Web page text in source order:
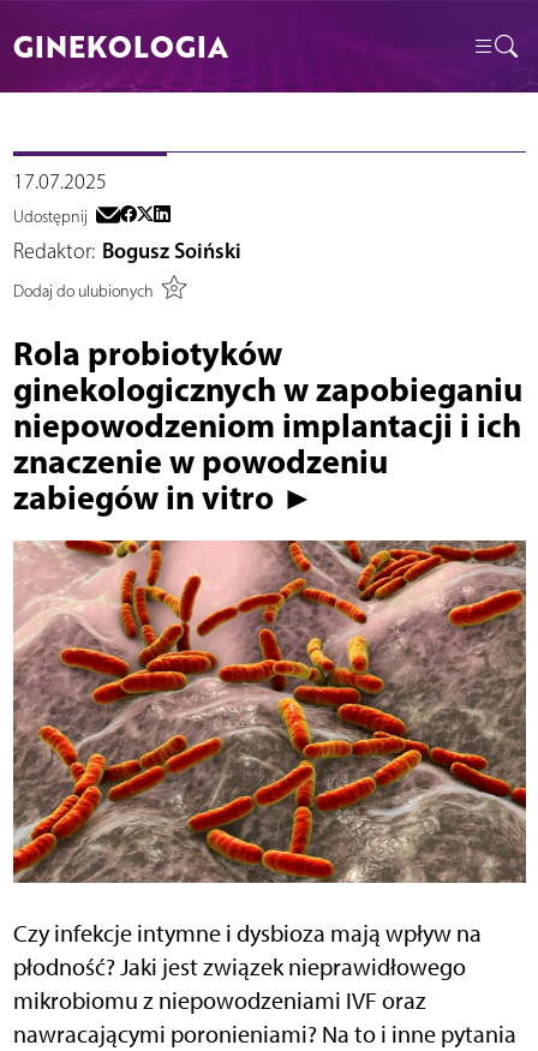
GINEKOLOGIA
17.07.2025
Udostępnij
Redaktor: Bogusz Soiński
Dodaj do ulubionych
Rola probiotyków
ginekologicznych w zapobieganiu
niepowodzeniom implantacji i ich
znaczenie w powodzeniu
zabiegów in vitro ►
Czy infekcje intymne i dysbioza mają wpływ na
płodność? Jaki jest związek nieprawidłowego
mikrobiomu z niepowodzeniami IVF oraz
nawracającymi poronieniami? Na to i inne pytania